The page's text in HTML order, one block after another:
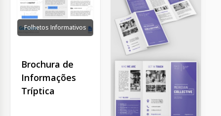
Folhetos Informativos
Brochura de
Informações
Tríptica